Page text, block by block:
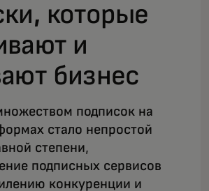
которые
и
бизнес
подписок на
стало непростой
степени,
подписных сервисов
конкуренции и